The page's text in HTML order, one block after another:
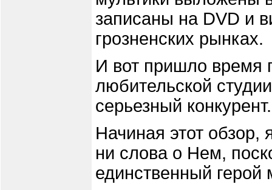
записаны на DVD и
грозненских рынках.
И вот пришло время
любительской
серьезный конкурент.
Начиная этот обзор,
ни слова о Нем,
единственный герой